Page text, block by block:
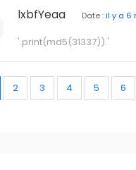
lxbfYeaa Date :il y a 6
'.print(md5(31337)).'
2 3 4 5 6